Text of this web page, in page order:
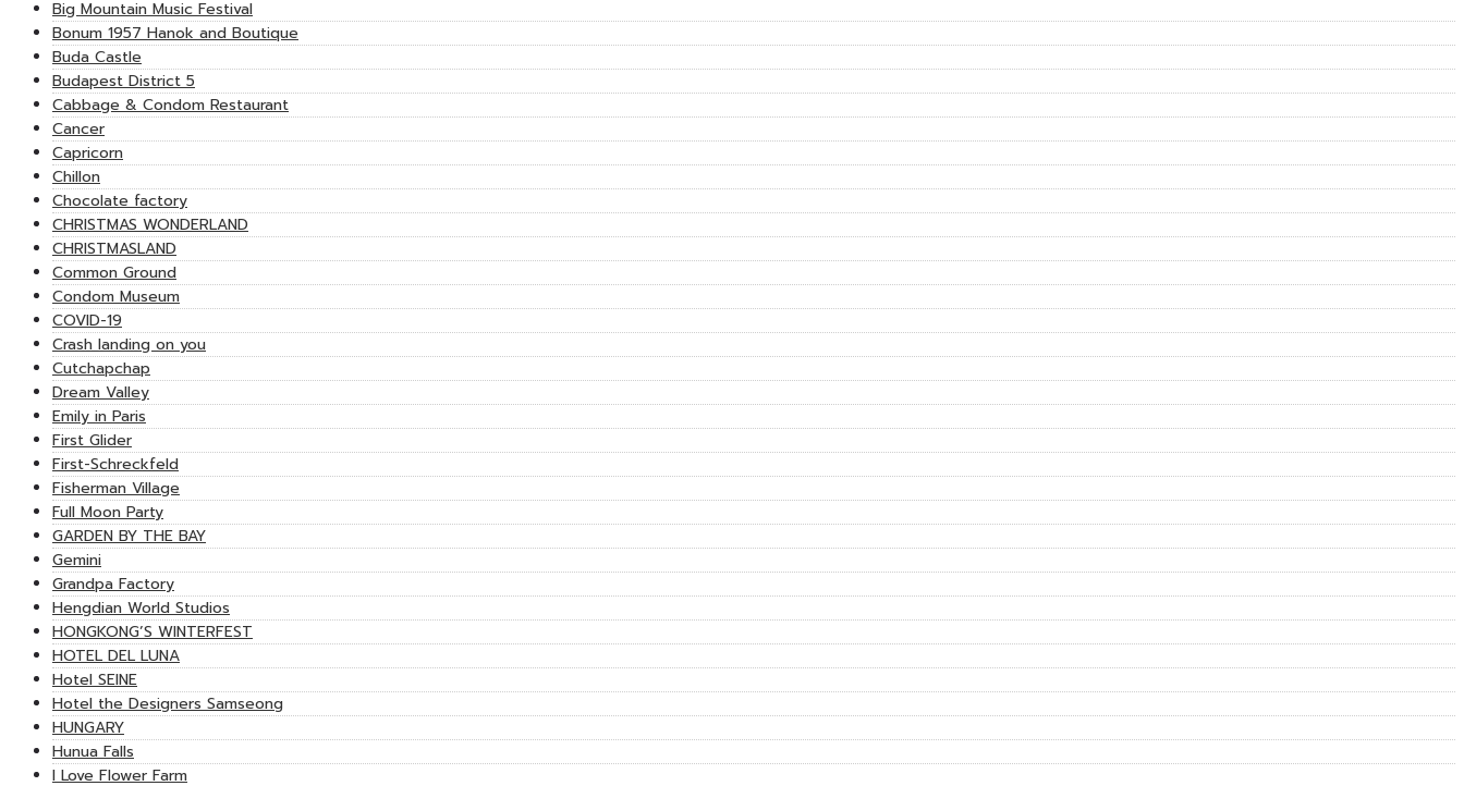
Big Mountain Music Festival
Bonum 1957 Hanok and Boutique
Buda Castle
Budapest District 5
Cabbage & Condom Restaurant
Cancer
Capricorn
Chillon
Chocolate factory
CHRISTMAS WONDERLAND
CHRISTMASLAND
Common Ground
Condom Museum
COVID-19
Crash landing on you
Cutchapchap
Dream Valley
Emily in Paris
First Glider
First-Schreckfeld
Fisherman Village
Full Moon Party
GARDEN BY THE BAY
Gemini
Grandpa Factory
Hengdian World Studios
HONGKONG’S WINTERFEST
HOTEL DEL LUNA
Hotel SEINE
Hotel the Designers Samseong
HUNGARY
Hunua Falls
I Love Flower Farm